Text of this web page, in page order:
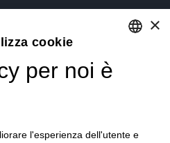
×
cookie
per noi è
l'esperienza dell'utente e